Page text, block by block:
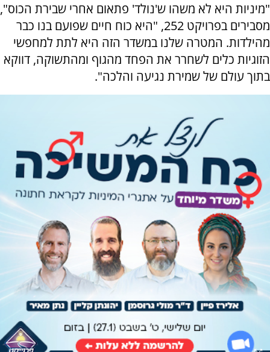
"מיניות היא לא משהו ש'נולד' פתאום אחרי שבירת הכוס",
מסבירים בפרויקט 252, "היא כוח חיים שפועם בנו כבר
מהילדות. המטרה שלנו במשדר הזה היא לתת למחפשי
הזוגיות כלים לשחרר את הפחד מהגוף ומהתשוקה, דווקא
בתוך עולם של שמירת נגיעה והלכה".